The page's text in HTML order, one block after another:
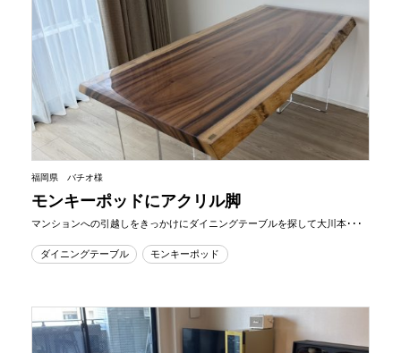
福岡県 バチオ様
モンキーポッドにアクリル脚
マンションへの引越しをきっかけにダイニングテーブルを探して大川本･･･
ダイニングテーブル モンキーポッド